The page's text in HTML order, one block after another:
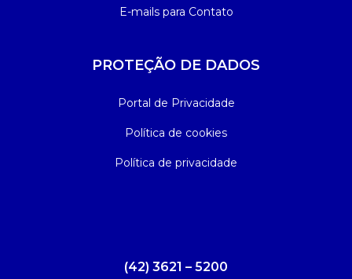
E-mails para Contato
PROTEÇÃO DE DADOS
Portal de Privacidade
Política de cookies
Política de privacidade
(42) 3621 – 5200